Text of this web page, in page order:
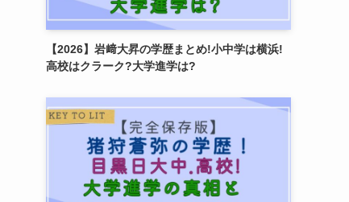
【2026】岩﨑大昇の学歴まとめ!小中学は横浜!
高校はクラーク?大学進学は?